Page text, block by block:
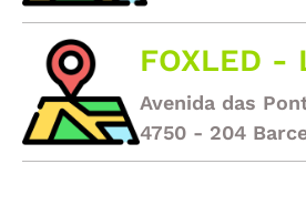
FOXLED -
Avenida das
4750 - 204